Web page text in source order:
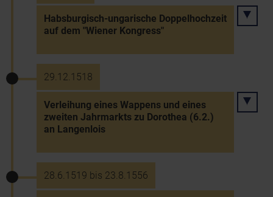
Habsburgisch-ungarische Doppelhochzeit
auf dem "Wiener Kongress"
29.12.1518
Verleihung eines Wappens und eines
zweiten Jahrmarkts zu Dorothea (6.2.)
an Langenlois
28.6.1519 bis 23.8.1556